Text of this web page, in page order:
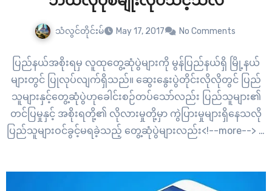
သံလွင်တိုင်းမ် May 17, 2017 No Comments
ပြည်နယ်အစိုးရမှ လူထုတွေ့ဆုံပွဲများကို မွန်ပြည်နယ်ရှိ မြို့နယ်
များတွင် ပြုလုပ်လျက်ရှိသည်။ ဆွေးနွေးပွဲတိုင်းလိုလိုတွင် ပြည်
သူများနှင့်တွေ့ဆုံပွဲဟုခေါင်းစဉ်တပ်သော်လည်း ပြည်သူများ၏
တင်ပြမှုနှင့် အစိုးရတို့၏ လိုလားမှုတို့မှာ ကွဲပြားမှုများရှိနေသလို
ပြည်သူများဝင်ခွင့်မရခဲ့သည့် တွေ့ဆုံပွဲများလည်း<!--more--> ရှိ
သည့်ပြည်သူ့အသံများကို မျှဝေဖော်ပြလိုက်ပါသည်။ ပြည်သူ့